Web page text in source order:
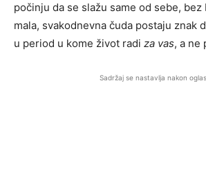
počinju da se slažu same od sebe,
mala, svakodnevna čuda postaju znak
u period u kome život radi za vas, a ne
Sadržaj se nastavlja nakon